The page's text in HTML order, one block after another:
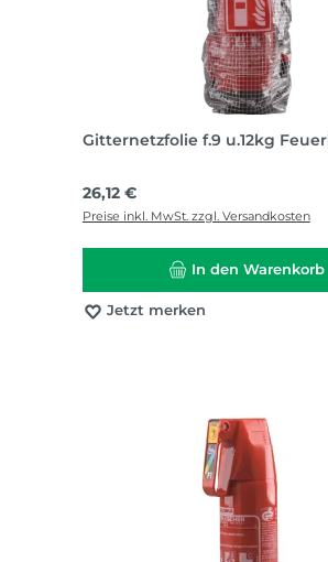
Gitternetzfolie f.9 u.12kg
Regulärer Preis:
26,12 €
Preise inkl. MwSt. zzgl. Versandkosten
In den Warenkorb
Jetzt merken